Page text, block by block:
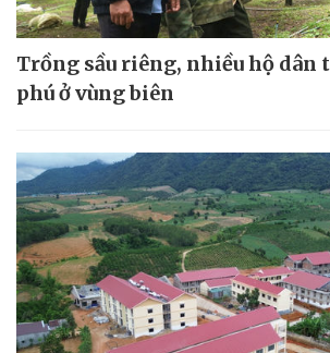
Trồng sầu riêng, nhiều hộ
phú ở vùng biên